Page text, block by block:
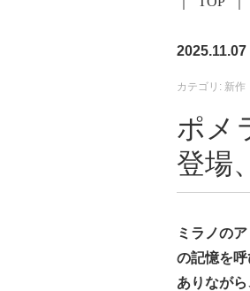
2025.11.07
カテゴリ: 新作
ポメ
登場
ミラノの
の記憶を
ありなが